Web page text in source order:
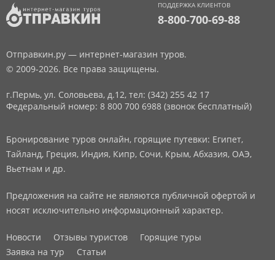
ПОДДЕРЖКА КЛИЕНТОВ
8-800-700-69-88
Отправкин.ру — интернет-магазин туров.
© 2009-2026. Все права защищены.
г.Пермь, ул. Соловьева, д.12, тел: (342) 255 42 17
Федеральный номер: 8 800 700 6988 (звонок бесплатный)
Бронирование туров онлайн, горящие путевки: Египет,
Тайланд, Греция, Индия, Кипр, Сочи, Крым, Абхазия, ОАЭ,
Вьетнам и др.
Предложения на сайте не являются публичной офертой и
носят исключительно информационный характер.
Новости Отзывы туристов
Горящие туры
Заявка на тур
Статьи